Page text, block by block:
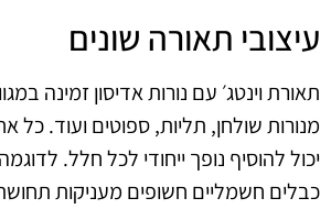
עיצובי תאורה שונים
תאורת וינטג׳ עם נורות אדיסון זמינה
מנורות שולחן, תליות, ספוטים ועוד. כל
יכול להוסיף נופך ייחודי לכל חלל.
כבלים חשמליים חשופים מעניקות